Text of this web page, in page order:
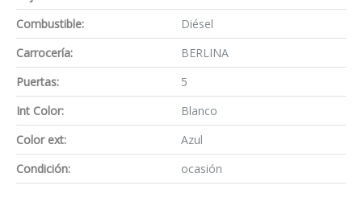
Combustible:
Diésel
Carrocería:
BERLINA
Puertas:
5
Int Color:
Blanco
Color ext:
Azul
Condición:
ocasión